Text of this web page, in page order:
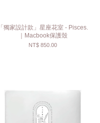
「獨家設計款」星座花室 - Pisces.
｜Macbook保護殼
NT$ 850.00